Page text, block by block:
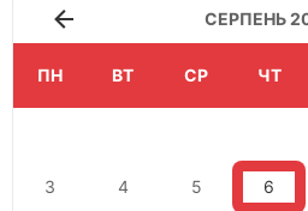
СЕРПЕНЬ
ПН ВТ СР ЧТ
3 4 5 6